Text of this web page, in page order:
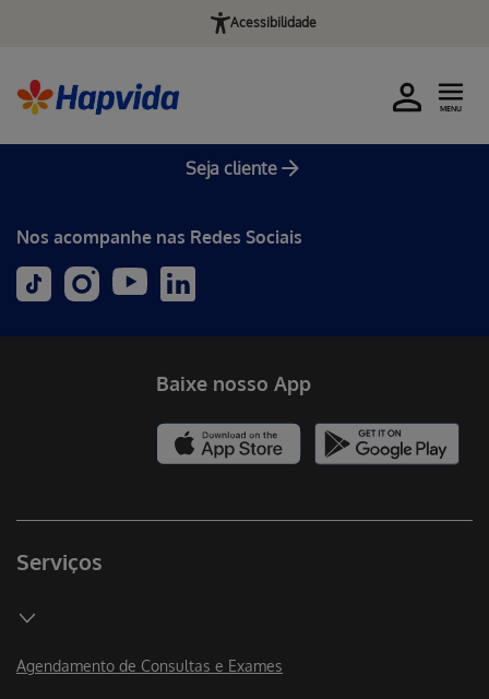
Acessibilidade
Seja cliente
MENU
Nos acompanhe nas Redes Sociais
Serviços
Agendamento de Consultas e Exames
Baixe nosso App